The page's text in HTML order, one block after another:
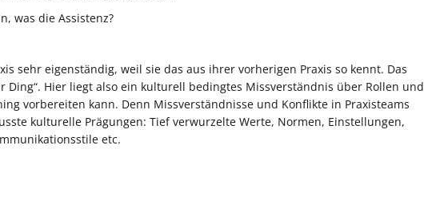
was die Assistenz?
sehr eigenständig, weil sie das aus ihrer vorherigen Praxis so kennt. Das
Ding“. Hier liegt also ein kulturell bedingtes Missverständnis über Rollen und
vorbereiten kann. Denn Missverständnisse und Konflikte in Praxisteams
kulturelle Prägungen: Tief verwurzelte Werte, Normen, Einstellungen,
etc.